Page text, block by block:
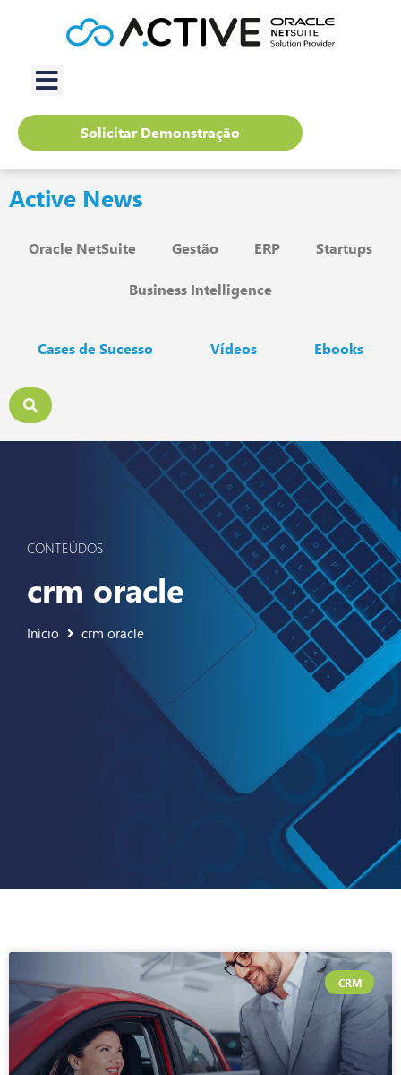
Solicitar Demonstração
Active News
Oracle NetSuite Gestão ERP Startups
Business Intelligence
Cases de Sucesso Vídeos Ebooks
CONTEÚDOS
crm oracle
Início crm oracle
CRM